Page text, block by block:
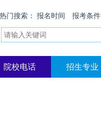
热门搜索： 报名时间 报考条件
院校电话 招生专业